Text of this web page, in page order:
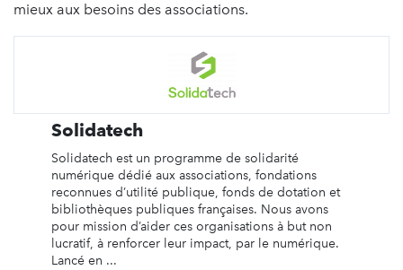
mieux aux besoins des associations.
Solidatech
Solidatech est un programme de solidarité
numérique dédié aux associations, fondations
reconnues d’utilité publique, fonds de dotation et
bibliothèques publiques françaises. Nous avons
pour mission d’aider ces organisations à but non
lucratif, à renforcer leur impact, par le numérique.
Lancé en ...